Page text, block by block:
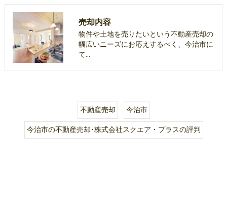
売却内容
物件や土地を売りたいという不動産売却の
幅広いニーズにお応えするべく、今治市に
て…
不動産売却
今治市
今治市の不動産売却･株式会社スクエア・プラスの評判